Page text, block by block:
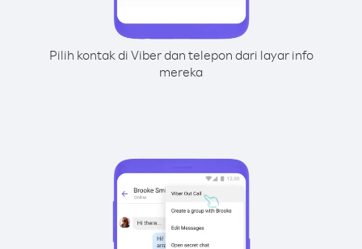
Pilih kontak di Viber dan telepon dari layar info
mereka